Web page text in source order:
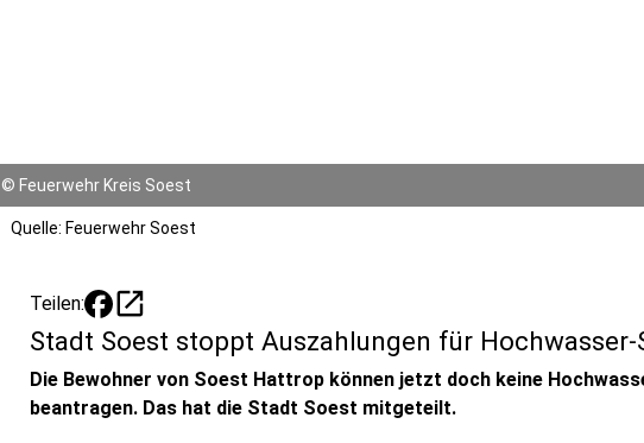
© Feuerwehr Kreis Soest
Quelle: Feuerwehr Soest
Teilen: open_in_new
Stadt Soest stoppt Auszahlungen für
Die Bewohner von Soest Hattrop können jetzt doch keine
beantragen. Das hat die Stadt Soest mitgeteilt.